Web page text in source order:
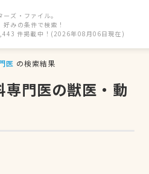
ズ・ファイル。
みの条件で検索！
件掲載中！(2026年08月06日現在)
医 の検索結果
門医の獣医・動